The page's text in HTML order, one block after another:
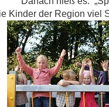
Kinder der Region viel